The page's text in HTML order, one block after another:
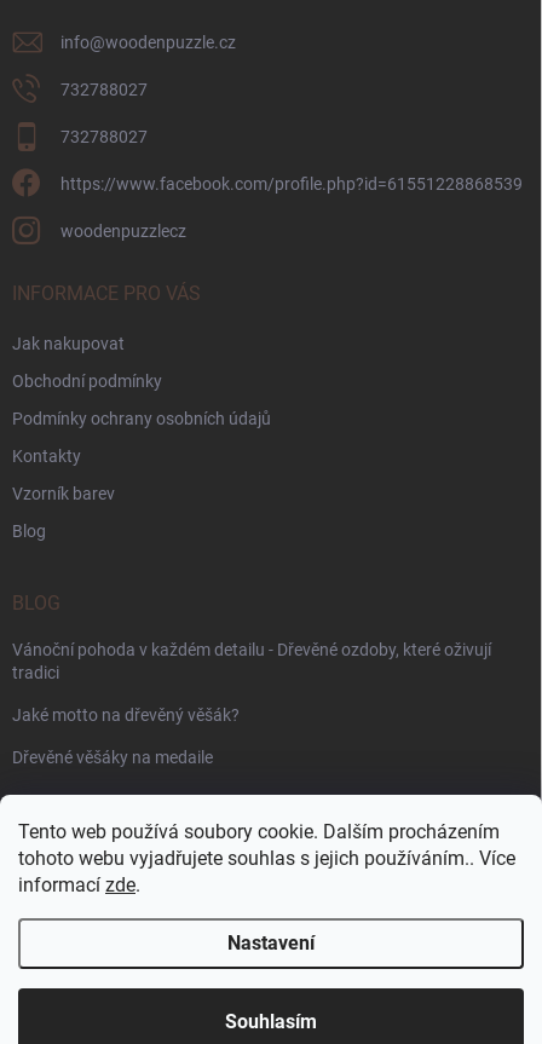
Tento web používá soubory cookie. Dalším procházením
tohoto webu vyjadřujete souhlas s jejich používáním.. Více
informací zde.
Nastavení
Souhlasím
info@woodenpuzzle.cz
732788027
732788027
https://www.facebook.com/profile.php?id=61551228868539
woodenpuzzlecz
INFORMACE PRO VÁS
Jak nakupovat
Obchodní podmínky
Podmínky ochrany osobních údajů
Kontakty
Vzorník barev
Blog
BLOG
Vánoční pohoda v každém detailu - Dřevěné ozdoby, které oživují
tradici
Jaké motto na dřevěný věšák?
Dřevěné věšáky na medaile
PŘIJÍMÁME ONLINE PLATBY
WoodenPuzzle.cz . Všechna práva vyhrazena.